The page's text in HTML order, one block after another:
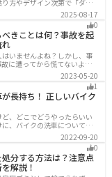
方やデザイン次第で「ダサ
本記事では失敗例や選び
すすめ商品まで詳しく紹
りをカッコよくドレスアッ
2025-08-17
0
きことは何？事故を起
れ
いませんよね？しかし、事
に遭ってから慌てないよう
う。自分が加害者になった
ぞれどんな対応をすれば良
2023-05-20
1
長持ち！ 正しいバイク
、どこでどうやったらいい
、バイクの洗車について徹
洗車ができる場所から洗車
しい洗車方法は身につける
にもなります。
2022-09-20
0
分する方法は？注意点
解説！